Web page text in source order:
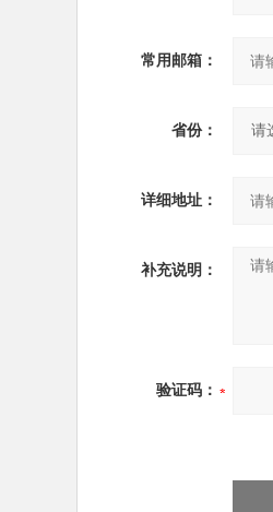
常用邮箱：
省份：
详细地址：
补充说明：
验证码：